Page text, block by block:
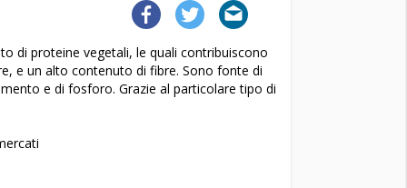
di proteine vegetali, le quali contribuiscono
e un alto contenuto di fibre. Sono fonte di
e di fosforo. Grazie al particolare tipo di